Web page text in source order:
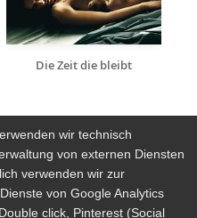
Die Zeit die bleibt
wir technisch
von externen Diensten
verwenden wir zur
von Google Analytics
click, Pinterest (Social